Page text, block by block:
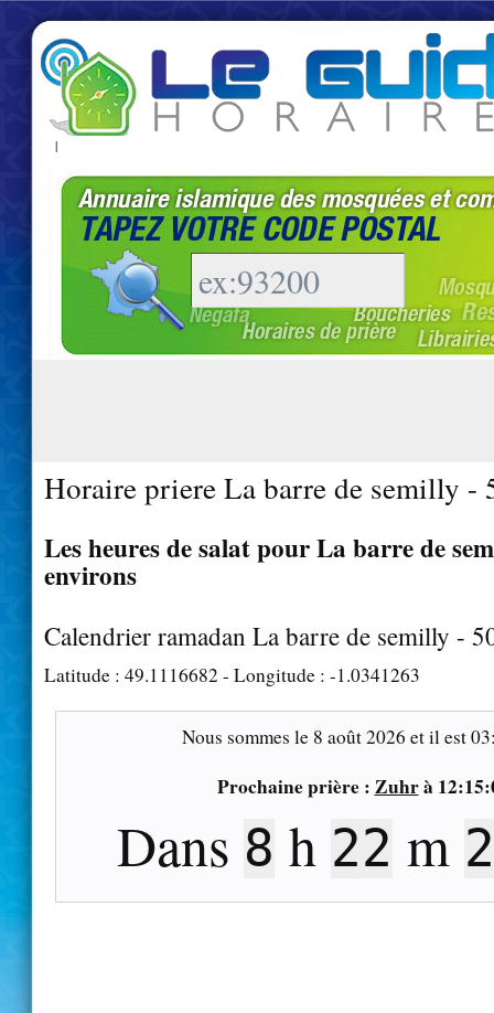
|
Horaire priere La barre de semilly -
Les heures de salat pour La barre de
environs
Calendrier ramadan La barre de semilly -
Latitude : 49.1116682 - Longitude : -1.0341263
Nous sommes le 8 août 2026 et il est
Prochaine prière : Zuhrà
Dans 8 h 22 m